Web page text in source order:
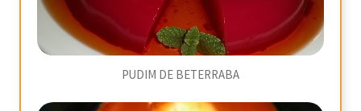
PUDIM DE BETERRABA